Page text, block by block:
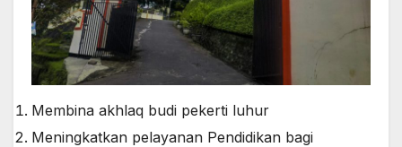
Membina akhlaq budi pekerti luhur
Meningkatkan pelayanan Pendidikan bagi